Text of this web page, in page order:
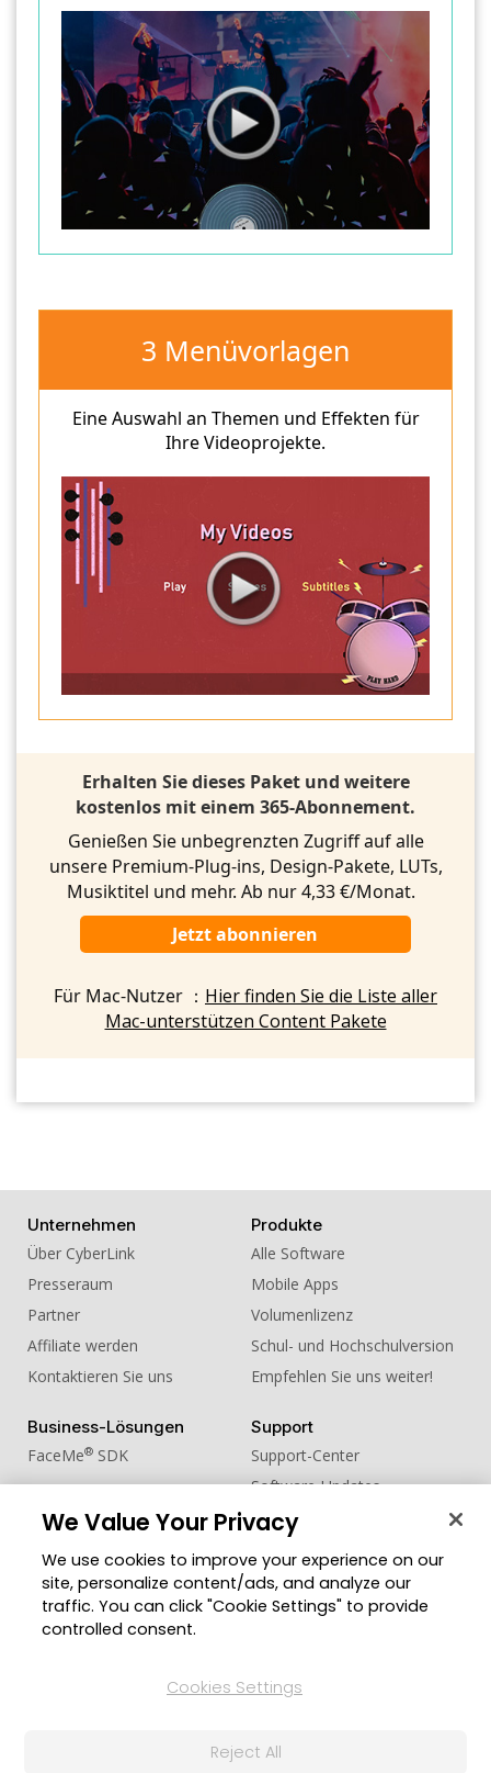
3 Menüvorlagen
Eine Auswahl an Themen und Effekten für
Ihre Videoprojekte.
Erhalten Sie dieses Paket und weitere
kostenlos mit einem 365-Abonnement.
Genießen Sie unbegrenzten Zugriff auf alle
unsere Premium-Plug-ins, Design-Pakete, LUTs,
Musiktitel und mehr. Ab nur 4,33 €/Monat.
Jetzt abonnieren
Für Mac-Nutzer ： Hier finden Sie die Liste aller
Mac-unterstützen Content Pakete
Unternehmen
Über CyberLink
Presseraum
Partner
Affiliate werden
Kontaktieren Sie uns
Produkte
Alle Software
Mobile Apps
Volumenlizenz
Schul- und Hochschulversion
Empfehlen Sie uns weiter!
Business-Lösungen
FaceMe® SDK
Support
Support-Center
Software-Updates
Lernen + Wissen
Community
Mitgliederbereich
Blog
Region ändern
© 2026 CyberLink Corp. Alle Rechte vorbehalten.
We Value Your Privacy
We use cookies to improve your experience on our
site, personalize content/ads, and analyze our
traffic. You can click "Cookie Settings" to provide
controlled consent.
Cookies Settings
Reject All